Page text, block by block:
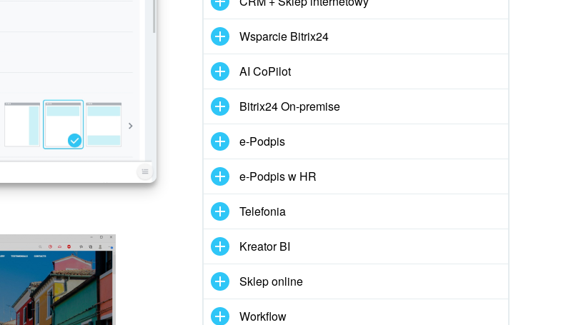
Wsparcie Bitrix24
AI CoPilot
Bitrix24 On-premise
e-Podpis
e-Podpis w HR
Telefonia
Kreator BI
Sklep online
Workflow